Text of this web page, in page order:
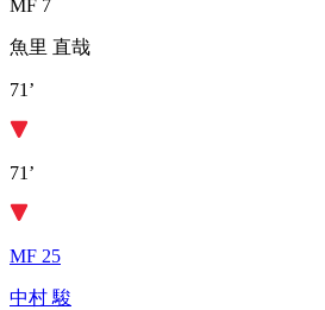
MF 7
魚里 直哉
71’
71’
MF 25
中村 駿